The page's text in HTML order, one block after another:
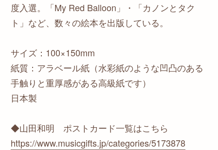
度入選。「My Red Balloon」・「カノンとタク
ト」など、数々の絵本を出版している。
サイズ：100×150mm
紙質：アラベール紙（水彩紙のような凹凸のある
手触りと重厚感がある高級紙です）
日本製
◆山田和明 ポストカード一覧はこちら
https://www.musicgifts.jp/categories/5173878